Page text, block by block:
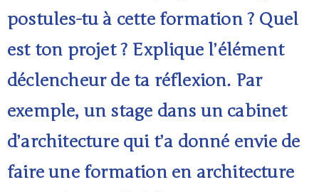
postules-tu à cette formation ? Quel
est ton projet ? Explique l’élément
déclencheur de ta réflexion. Par
exemple, un stage dans un cabinet
d’architecture qui t’a donné envie de
faire une formation en architecture